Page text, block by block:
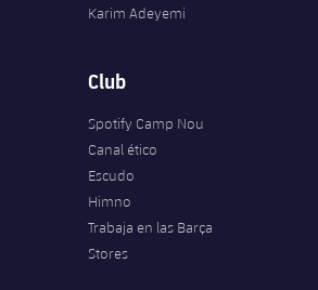
Karim Adeyemi
Club
Spotify Camp Nou
Canal ético
Escudo
Himno
Trabaja en las Barça
Stores